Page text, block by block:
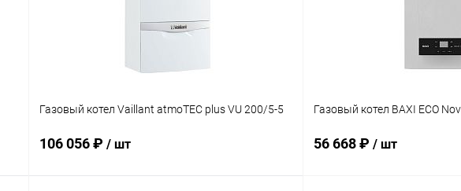
Газовый котел Vaillant atmoTEC plus VU 200/5-5
106 056 ₽ / шт
Газовый котел BAXI ECO
56 668 ₽ / шт